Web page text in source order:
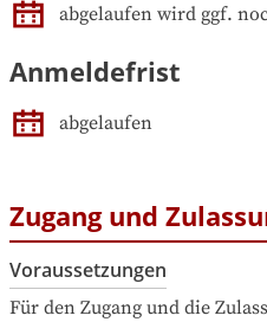
abgelaufen wird ggf.
Anmeldefrist
abgelaufen
Zugang und
Voraussetzungen
Für den Zugang und die